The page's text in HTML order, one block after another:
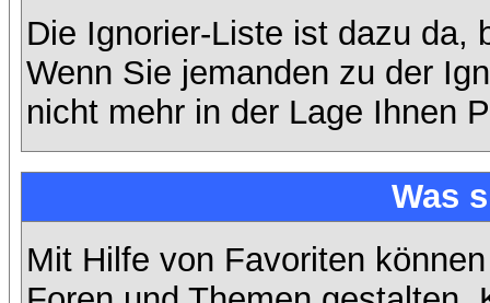
Die Ignorier-Liste ist dazu da,
Wenn Sie jemanden zu der
nicht mehr in der Lage Ihnen
Was
Mit Hilfe von Favoriten